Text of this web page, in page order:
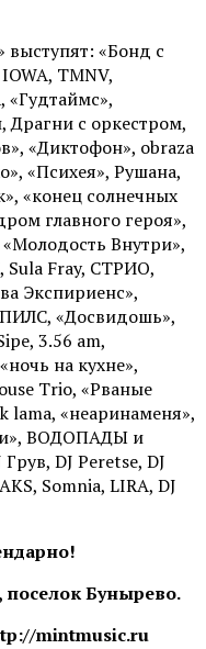
выступят: «Бонд с
TMNV,
«Гудтаймс»,
с оркестром,
«Диктофон», obraza
«Психея», Рушана,
«конец солнечных
главного героя»,
Внутри»,
Sula Fray, СТРИО,
Экспириенс»,
«Досвидошь»,
3.56 am,
на кухне»,
Trio, «Рваные
lama, «неаринаменя»,
ВОДОПАДЫ и
DJ Peretse, DJ
Somnia, LIRA, DJ
поселок Бунырево.
mintmusic.ru